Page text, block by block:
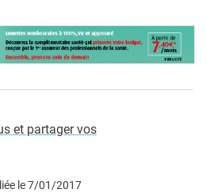
et partager vos
le7/01/2017